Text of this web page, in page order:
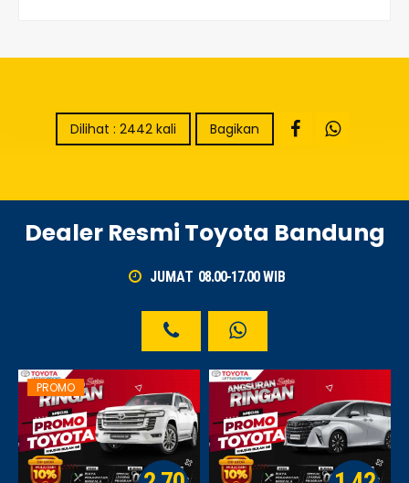
Dilihat : 2442 kali Bagikan
Dealer Resmi Toyota Bandung
JUMAT 08.00-17.00WIB
PROMO